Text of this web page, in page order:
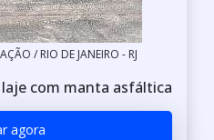
/ RIO DE JANEIRO - RJ
com manta asfáltica
agora